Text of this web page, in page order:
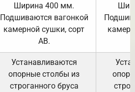
Ширина 400 мм.
Подшиваются вагонкой
камерной сушки, сорт
АВ.
Устанавливаются
опорные столбы из
строганного бруса